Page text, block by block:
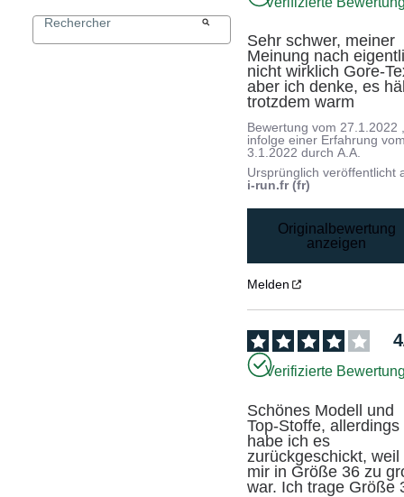
Sehr schwer, meiner
Meinung nach
nicht wirklich Gore-
aber ich denke, es
trotzdem warm
Bewertung vom 27.1.2022
infolge einer Erfahrung
3.1.2022 durchA.A.
Ursprünglich veröffentlicht
i-run.fr (fr)
Originalbewertung
anzeigen
Melden
4
Verifizierte
Schönes Modell und
Top-Stoffe, allerdings
habe ich es
zurückgeschickt, weil
mir in Größe 36 zu
war. Ich trage Größe